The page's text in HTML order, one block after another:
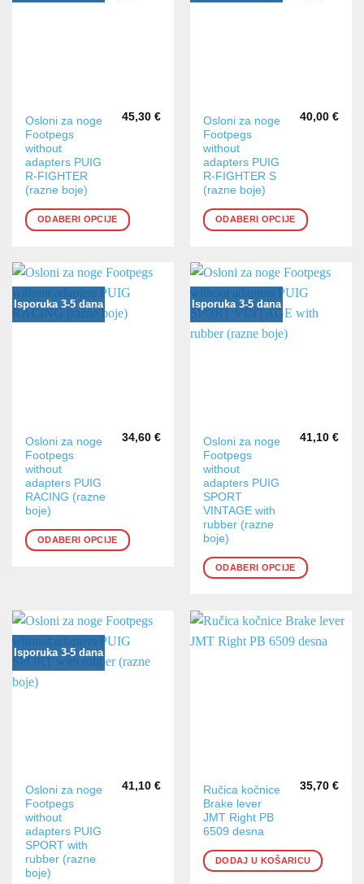
Osloni za noge
Footpegs
without
adapters PUIG
R-FIGHTER
(razne boje)
45,30 €
ODABERI OPCIJE
Ovaj
proizvod
ima
više
varijanti.
Opcije
se
na
stranici
proizvoda
Osloni za noge
Footpegs
without
adapters PUIG
R-FIGHTER S
(razne boje)
40,00 €
ODABERI OPCIJE
Ovaj
proizvod
ima
više
varijanti.
Opcije
se
na
stranici
proizvoda
Isporuka 3-5 dana
Osloni za noge
Footpegs
without
adapters PUIG
RACING (razne
boje)
34,60 €
ODABERI OPCIJE
Ovaj
proizvod
ima
više
varijanti.
Opcije
se
proizvoda
Isporuka 3-5 dana
Osloni za noge
Footpegs
without
adapters PUIG
SPORT
VINTAGE with
rubber (razne
boje)
41,10 €
ODABERI OPCIJE
Ovaj
proizvod
ima
više
varijanti.
Opcije
se
mogu
odabrati
proizvoda
Isporuka 3-5 dana
Osloni za noge
Footpegs
without
adapters PUIG
SPORT with
rubber (razne
boje)
41,10 €
Ovaj
proizvod
ima
više
varijanti.
Opcije
Ručica kočnice
Brake lever
JMT Right PB
6509 desna
35,70 €
DODAJ U KOŠARICU